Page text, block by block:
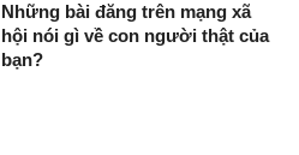
Những bài đăng trên mạng xã
hội nói gì về con người thật của
bạn?